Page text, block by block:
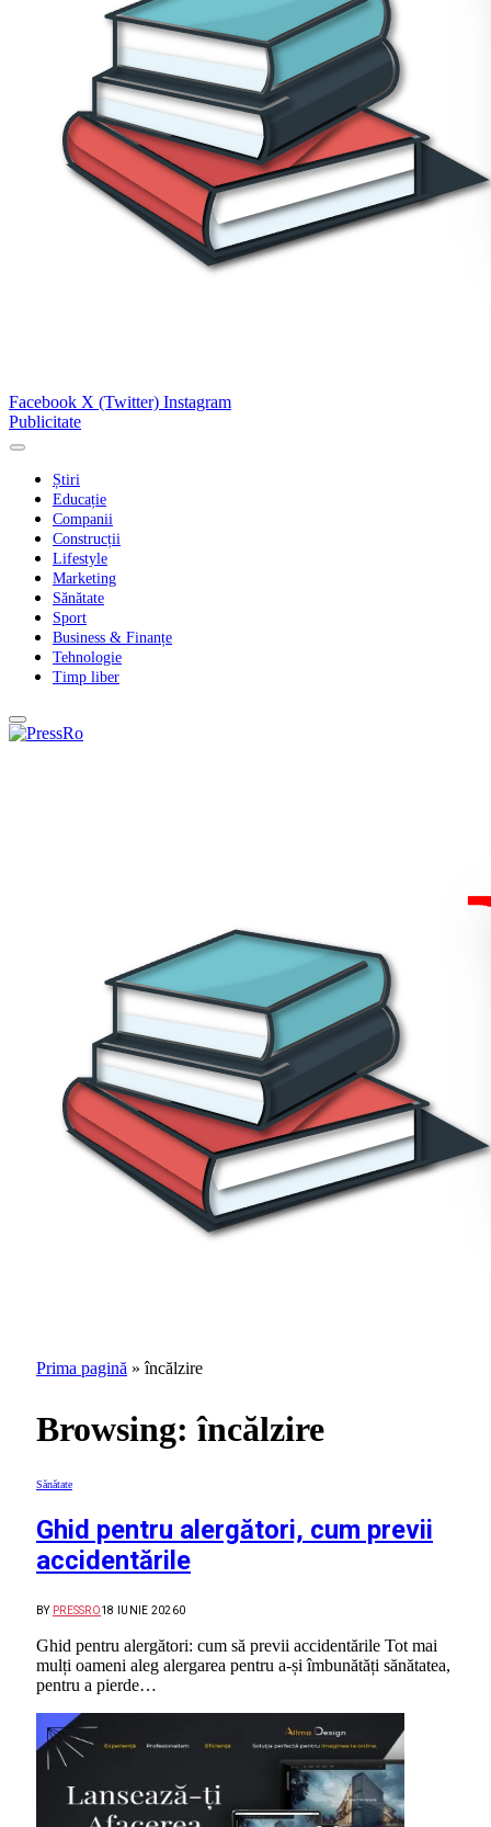
Facebook X (Twitter) Instagram
Publicitate
Știri
Educație
Companii
Construcții
Lifestyle
Marketing
Sănătate
Sport
Business & Finanțe
Tehnologie
Timp liber
Prima pagină »încălzire
Browsing:încălzire
Sănătate
Ghid pentru alergători, cum previi
accidentările
BY PRESSRO18 IUNIE 20260
Ghid pentru alergători: cum să previi accidentările Tot mai
mulți oameni aleg alergarea pentru a-și îmbunătăți sănătatea,
pentru a pierde…